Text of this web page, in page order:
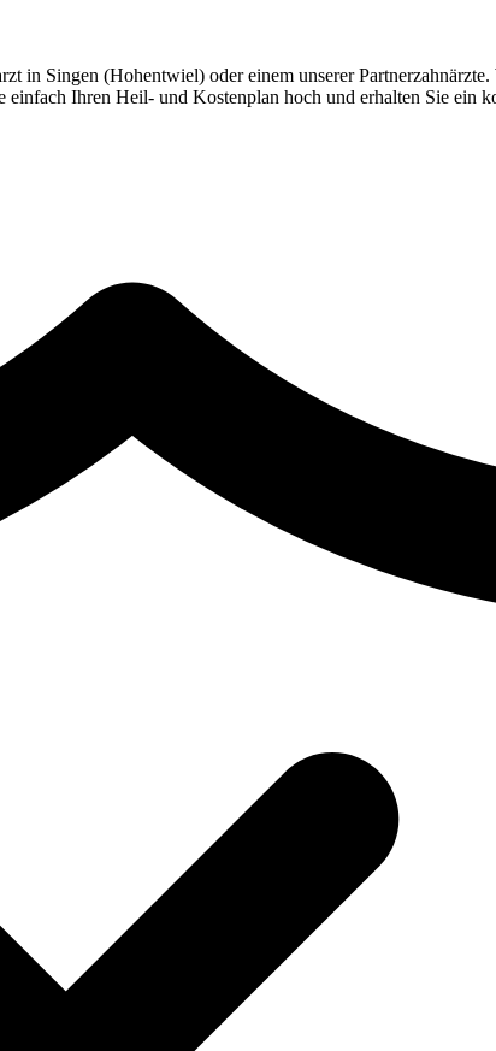
in Singen (Hohentwiel) oder einem unserer
Ihren Heil- und Kostenplan hoch und erhalten Sie ein